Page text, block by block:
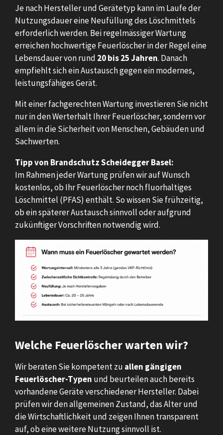
Je nach Hersteller und Gerätetyp kann im Laufe der
Nutzungsdauer eine Neufüllung des Löschmittels
erforderlich werden. Bei regelmässiger Wartung
erreichen hochwertige Feuerlöscher in der Regel eine
Lebensdauer von rund 20 bis 25 Jahren. Danach
empfiehlt sich ein Austausch gegen ein modernes,
leistungsfähiges Gerät.
Mit einer fachgerechten Wartung investieren Sie nicht
nur in den Werterhalt Ihrer Feuerlöscher, sondern vor
allem in die Sicherheit von Menschen, Gebäuden und
Sachwerten.
Tipp von Brandschutz Scheidegger Basel:
Im Rahmen jeder Wartung prüfen wir auf Wunsch
kostenlos, ob Ihr Feuerlöscher noch fluorhaltiges
Löschmittel (PFAS) enthält. So wissen Sie frühzeitig,
ob ein späterer Austausch sinnvoll oder aufgrund
zukünftiger Vorschriften notwendig wird.
Welche Feuerlöscher warten wir?
Wir beraten Sie kompetent zu allen gängigen
Feuerlöscher-Typen und beurteilen auch bereits
vorhandene Geräte verschiedener Hersteller. Dabei
prüfen wir den allgemeinen Zustand, das Alter und
die Wirtschaftlichkeit und zeigen Ihnen transparent
auf, ob eine weitere Nutzung sinnvoll ist.